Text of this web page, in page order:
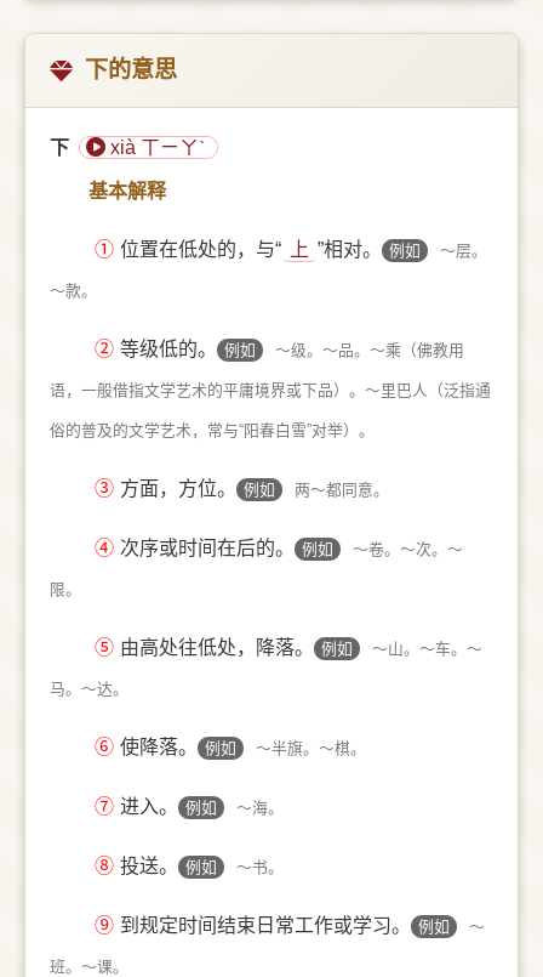
下的意思
下 xià ㄒㄧㄚˋ
基本解释
① 位置在低处的，与“ 上 ”相对。 例如 ～层。
～款。
② 等级低的。 例如 ～级。～品。～乘（佛教用
语，一般借指文学艺术的平庸境界或下品）。～里巴人（泛指通
俗的普及的文学艺术，常与“阳春白雪”对举）。
③ 方面，方位。 例如 两～都同意。
④ 次序或时间在后的。 例如 ～卷。～次。～
限。
⑤ 由高处往低处，降落。 例如 ～山。～车。～
马。～达。
⑥ 使降落。 例如 ～半旗。～棋。
⑦ 进入。 例如 ～海。
⑧ 投送。 例如 ～书。
⑨ 到规定时间结束日常工作或学习。 例如 ～
班。～课。